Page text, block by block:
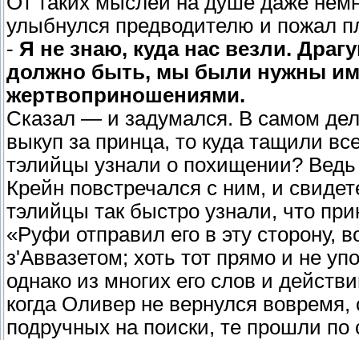
улыбнулся предводителю и пожал
- Я не знаю, куда нас везли.
должно быть, мы были нужны им
жертвоприношениями.
Сказал — и задумался. В самом
выкуп за принца, то куда тащили
тэлийцы узнали о похищении?
Крейн повстречался с ним, и
тэлийцы так быстро узнали, что
«Руфи отправил его в эту сторону,
з'Аввазетом; хоть тот прямо и не
однако из многих его слов и
когда Оливер не вернулся
подручных на поиски, те прошли по